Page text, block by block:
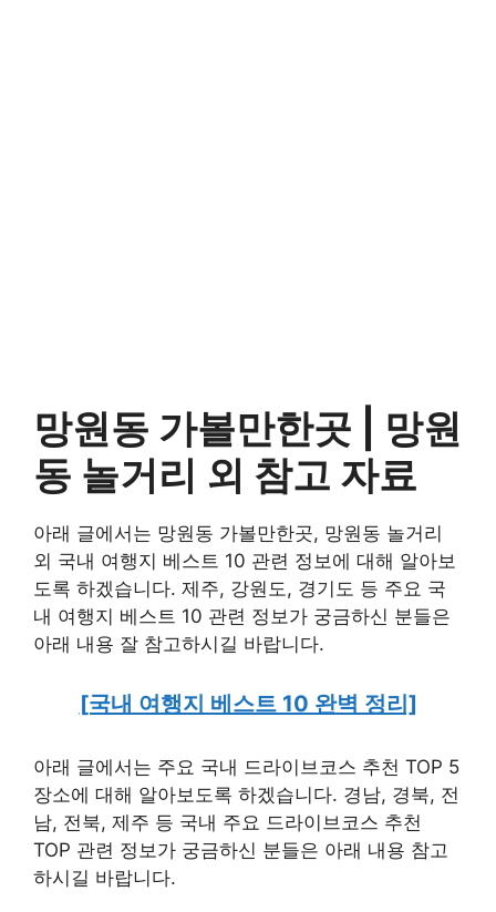
망원동 가볼만한곳 | 망원
동 놀거리 외 참고 자료
아래 글에서는 망원동 가볼만한곳, 망원동 놀거리
외 국내 여행지 베스트 10 관련 정보에 대해 알아보
도록 하겠습니다. 제주, 강원도, 경기도 등 주요 국
내 여행지 베스트 10 관련 정보가 궁금하신 분들은
아래 내용 잘 참고하시길 바랍니다.
[국내 여행지 베스트 10 완벽 정리]
아래 글에서는 주요 국내 드라이브코스 추천 TOP 5
장소에 대해 알아보도록 하겠습니다. 경남, 경북, 전
남, 전북, 제주 등 국내 주요 드라이브코스 추천
TOP 관련 정보가 궁금하신 분들은 아래 내용 참고
하시길 바랍니다.